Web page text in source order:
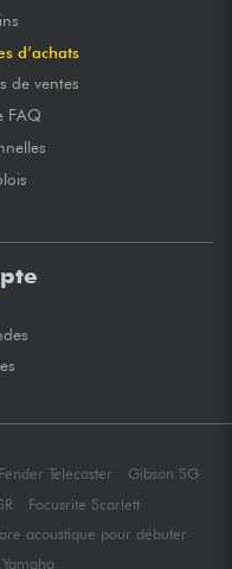
d’achats
de ventes
FAQ
Fender Telecaster
Gibson SG
Focusrite Scarlett
acoustique pour débuter